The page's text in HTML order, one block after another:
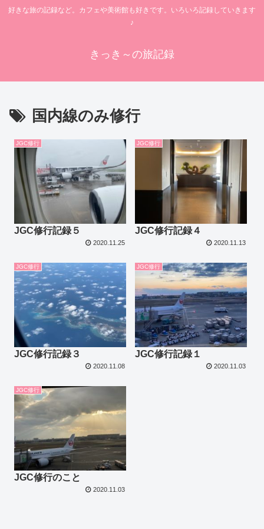
好きな旅の記録など。カフェや美術館も好きです。いろいろ記録していきます
♪
きっき～の旅記録
国内線のみ修行
JGC修行
JGC修行記録５
2020.11.25
JGC修行
JGC修行記録４
2020.11.13
JGC修行
JGC修行記録３
2020.11.08
JGC修行
JGC修行記録１
2020.11.03
JGC修行
JGC修行のこと
2020.11.03